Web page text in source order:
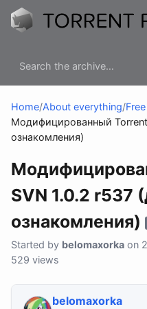
Home/About everything/
Модифицированный
ознакомления)
SVN 1.0.2 r537
ознакомления)
Started by belomaxorka on
529 views
belomaxorka